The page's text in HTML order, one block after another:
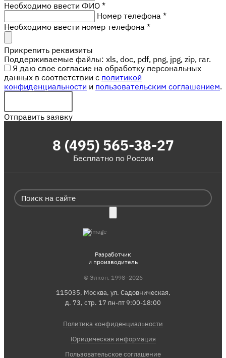
Необходимо ввести ФИО *
Номер телефона *
Необходимо ввести номер телефона *
Прикрепить реквизиты
Поддерживаемые файлы: xls, doc, pdf, png, jpg, zip, rar.
Я даю свое согласие на обработку персональных
данных в соответствии с политикой
конфиденциальности и пользовательским соглашением.
Отправить заявку
8 (495) 565-38-27
Бесплатно по России
Разработчик
и производитель
© Элкон, 1998–2026
Политика конфиденциальности
Юридическая информация
Пользовательское соглашение
115035, Москва, ул. Садовническая,
д. 73, стр. 17 пн-пт 9:00-18:00